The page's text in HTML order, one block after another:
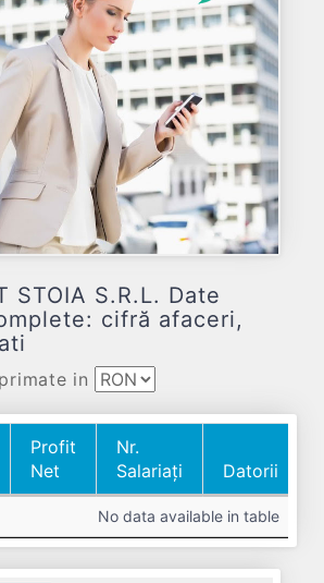
STOIA S.R.L. Date
cifră afaceri,
in
Profit
Net
Nr.
Salariați
Datorii
Net
Nr.
Salariați
Datorii
No data available in table